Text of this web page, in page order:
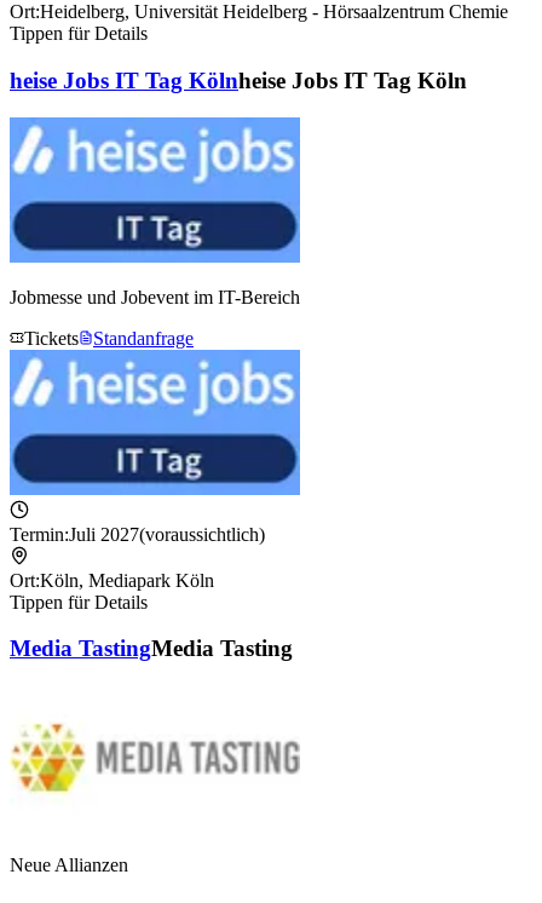
Ort:Heidelberg, Universität Heidelberg - Hörsaalzentrum Chemie
Tippen für Details
heise Jobs IT Tag Kölnheise Jobs IT Tag Köln
Jobmesse und Jobevent im IT-Bereich
Tickets
Standanfrage
Termin:Juli 2027(voraussichtlich)
Ort:Köln, Mediapark Köln
Tippen für Details
Media TastingMedia Tasting
Neue Allianzen